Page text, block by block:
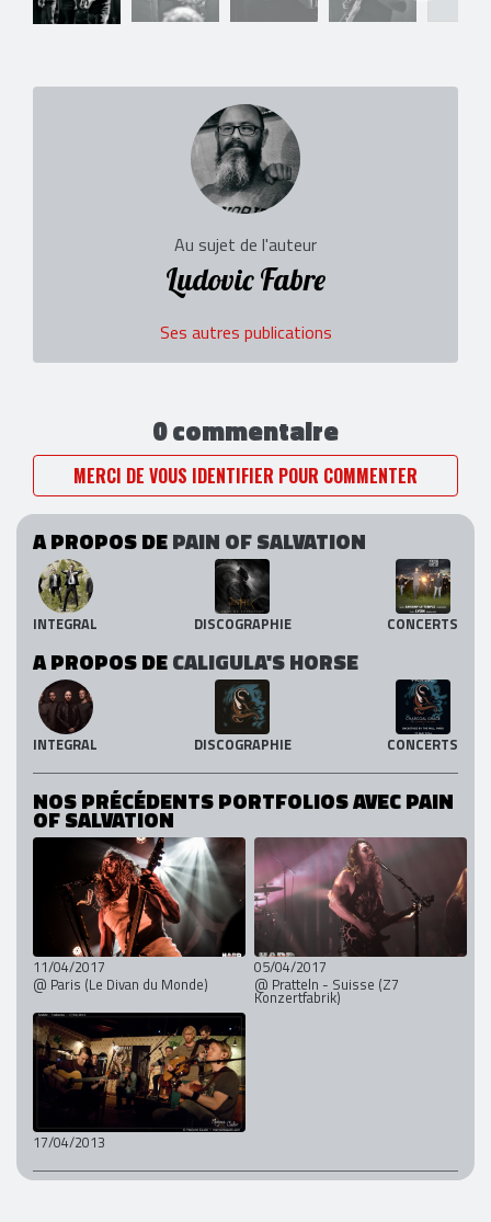
Au sujet de l'auteur
Ludovic Fabre
Ses autres publications
0 commentaire
MERCI DE VOUS IDENTIFIER POUR COMMENTER
A PROPOS DEPAIN OF SALVATION
INTEGRAL DISCOGRAPHIE CONCERTS
A PROPOS DECALIGULA'S HORSE
INTEGRAL DISCOGRAPHIE CONCERTS
NOS PRÉCÉDENTS PORTFOLIOS AVEC PAIN
OF SALVATION
11/04/2017
@ Paris (Le Divan du Monde)
05/04/2017
@ Pratteln - Suisse (Z7
Konzertfabrik)
17/04/2013